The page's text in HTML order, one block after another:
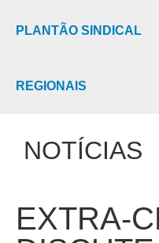
PLANTÃO SINDICAL
REGIONAIS
NOTÍCIAS
EXTRA-